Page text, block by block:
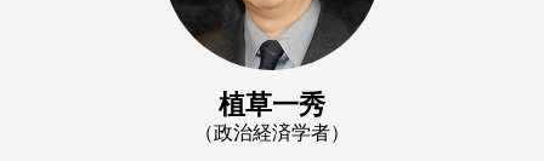
植草一秀
（政治経済学者）